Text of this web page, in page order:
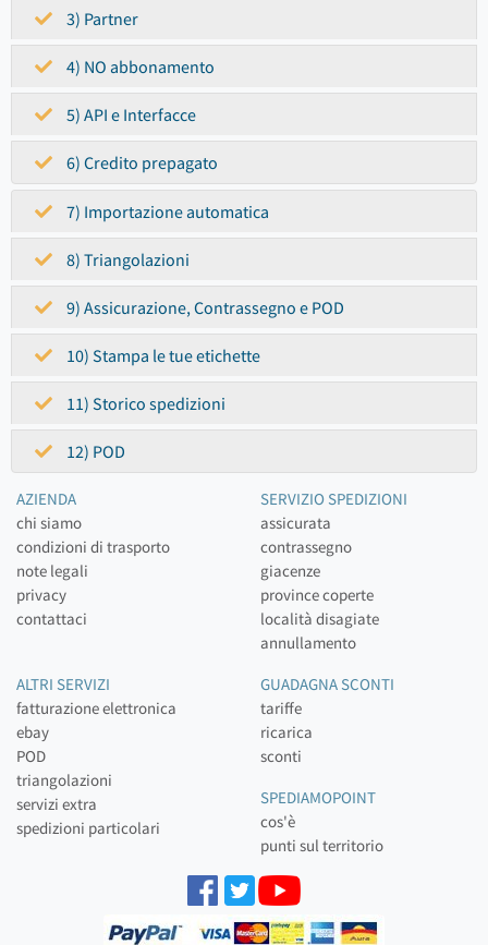
3) Partner
4) NO abbonamento
5) API e Interfacce
6) Credito prepagato
7) Importazione automatica
8) Triangolazioni
9) Assicurazione, Contrassegno e POD
10) Stampa le tue etichette
11) Storico spedizioni
12) POD
AZIENDA
chi siamo
condizioni di trasporto
note legali
privacy
contattaci
SERVIZIO SPEDIZIONI
assicurata
contrassegno
giacenze
province coperte
località disagiate
annullamento
ALTRI SERVIZI
fatturazione elettronica
ebay
POD
triangolazioni
servizi extra
spedizioni particolari
GUADAGNA SCONTI
tariffe
ricarica
sconti
SPEDIAMOPOINT
cos'è
punti sul territorio